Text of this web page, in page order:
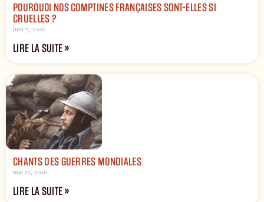
POURQUOI NOS COMPTINES FRANÇAISES SONT-ELLES SI
CRUELLES ?
juin 7, 2026
LIRE LA SUITE »
CHANTS DES GUERRES MONDIALES
mai 21, 2026
LIRE LA SUITE »